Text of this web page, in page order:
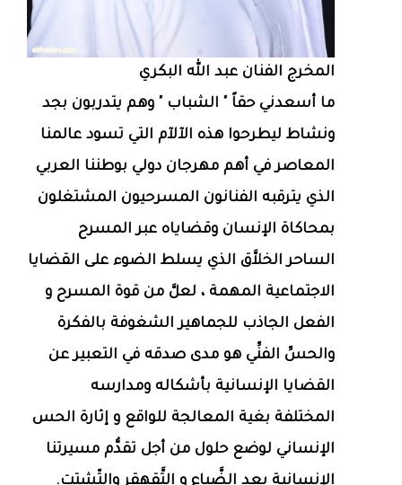
المخرج الفنان عبد الله البكري
ما أسعدني حقاً " الشباب " وهم يتدربون بجد
ونشاط ليطرحوا هذه الآلآم التي تسود عالمنا
المعاصر في أهم مهرجان دولي بوطننا العربي
الذي يترقبه الفنانون المسرحيون المشتغلون
بمحاكاة الإنسان وقضاياه عبر المسرح
الساحر الخلاَّق الذي يسلط الضوء على القضايا
الاجتماعية المهمة ، لعلَّ من قوة المسرح و
الفعل الجاذب للجماهير الشغوفة بالفكرة
والحسِّ الفنِّي هو مدى صدقه في التعبير عن
القضايا الإنسانية بأشكاله ومدارسه
المختلفة بغية المعالجة للواقع و إثارة الحس
الإنساني لوضع حلول من أجل تقدُّم مسيرتنا
الإنسانية بعد الضَّياع و التَّقهقر والتّشتت.